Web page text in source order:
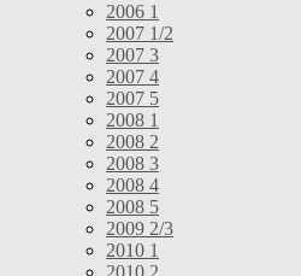
2006 1
2007 1/2
2007 3
2007 4
2007 5
2008 1
2008 2
2008 3
2008 4
2008 5
2009 2/3
2010 1
2010 2